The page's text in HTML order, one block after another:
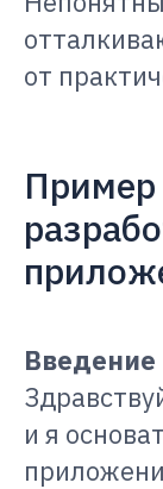
от
Пример
Введение
и я